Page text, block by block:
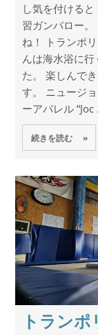
し気を付ける
習ガンバロー
ね！ トランポ
んは海水浴に
た。 楽しんで
す。 ニュージ
ーアパレル “Joc
続きを読む »
トランポ